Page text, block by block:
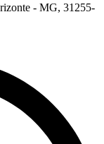
- MG, 31255-